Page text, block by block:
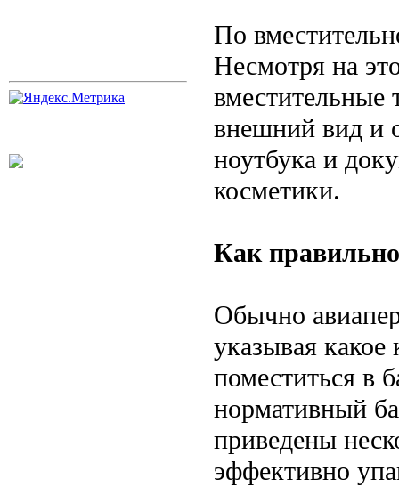
По
Несмотря на
вместительные
внешний вид и
ноутбука и
косметики.
Как
Обычно
указывая
поместиться в
нормативный
приведены
эффективно